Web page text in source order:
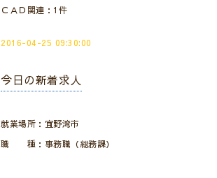
ＣＡＤ関連：1件
2016-04-25 09:30:00
今日の新着求人
就業場所：宜野湾市
職 種：事務職（総務課）